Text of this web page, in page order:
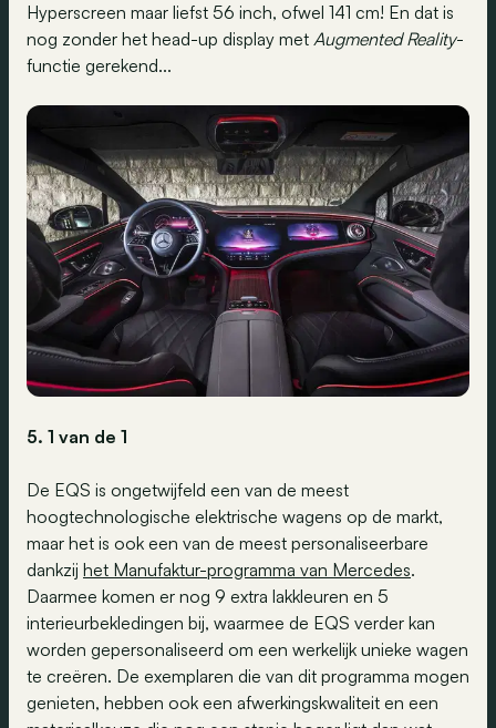
Hyperscreen maar liefst 56 inch, ofwel 141 cm! En dat is
nog zonder het head-up display met Augmented Reality-
functie gerekend...
5. 1 van de 1
De EQS is ongetwijfeld een van de meest
hoogtechnologische elektrische wagens op de markt,
maar het is ook een van de meest personaliseerbare
dankzij het Manufaktur-programma van Mercedes.
Daarmee komen er nog 9 extra lakkleuren en 5
interieurbekledingen bij, waarmee de EQS verder kan
worden gepersonaliseerd om een werkelijk unieke wagen
te creëren. De exemplaren die van dit programma mogen
genieten, hebben ook een afwerkingskwaliteit en een